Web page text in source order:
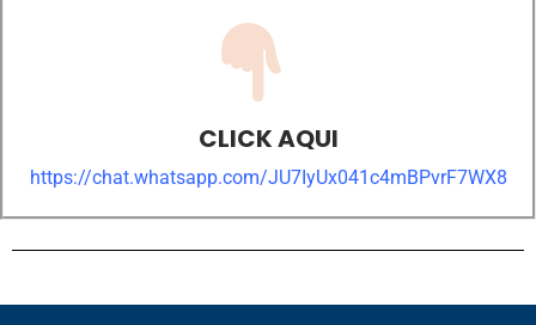
CLICK AQUI
https://chat.whatsapp.com/JU7IyUx041c4mBPvrF7WX8